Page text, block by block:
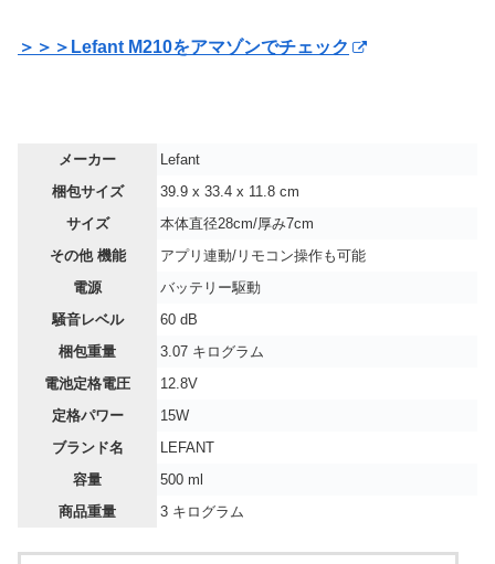
＞＞＞Lefant M210をアマゾンでチェック
メーカー
‎Lefant
梱包サイズ
‎39.9 x 33.4 x 11.8 cm
サイズ
‎本体直径28cm/厚み7cm
その他 機能
‎アプリ連動/リモコン操作も可能
電源
‎バッテリー駆動
騒音レベル
‎60 dB
梱包重量
‎3.07 キログラム
電池定格電圧
12.8V
定格パワー
15W
ブランド名
‎LEFANT
容量
‎500 ml
商品重量
‎3 キログラム